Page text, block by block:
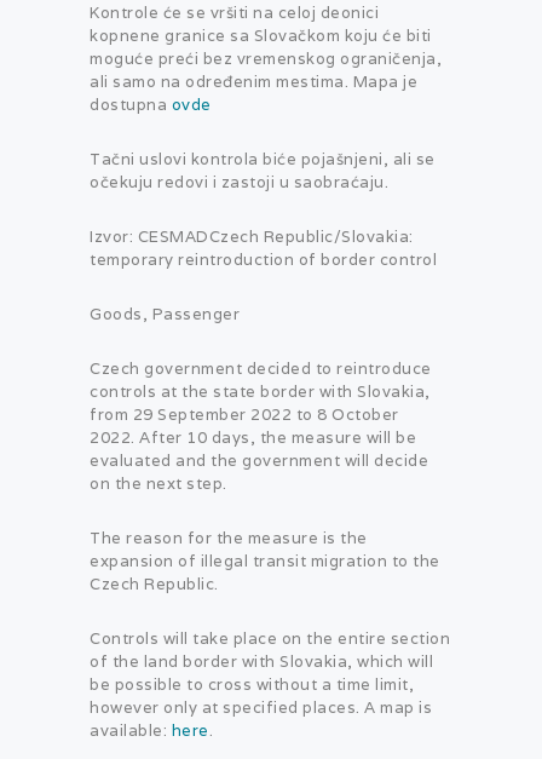
Kontrole će se vršiti na celoj deonici
kopnene granice sa Slovačkom koju će biti
moguće preći bez vremenskog ograničenja,
ali samo na određenim mestima. Mapa je
dostupna ovde
Tačni uslovi kontrola biće pojašnjeni, ali se
očekuju redovi i zastoji u saobraćaju.
Izvor: CESMADCzech Republic/Slovakia:
temporary reintroduction of border control
Goods, Passenger
Czech government decided to reintroduce
controls at the state border with Slovakia,
from 29 September 2022 to 8 October
2022. After 10 days, the measure will be
evaluated and the government will decide
on the next step.
The reason for the measure is the
expansion of illegal transit migration to the
Czech Republic.
Controls will take place on the entire section
of the land border with Slovakia, which will
be possible to cross without a time limit,
however only at specified places. A map is
available: here.